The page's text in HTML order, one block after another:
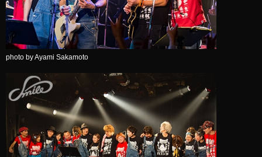
photo by Ayami Sakamoto